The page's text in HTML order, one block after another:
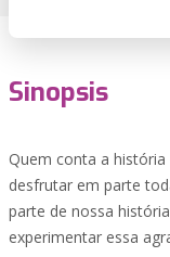
Sinopsis
Quem conta a
desfrutar em parte
parte de nossa
experimentar essa